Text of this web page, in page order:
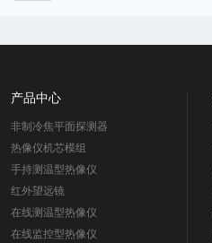
产品中心
非制冷焦平面探测器
热像仪机芯模组
手持测温型热像仪
红外望远镜
在线测温型热像仪
在线监控型热像仪